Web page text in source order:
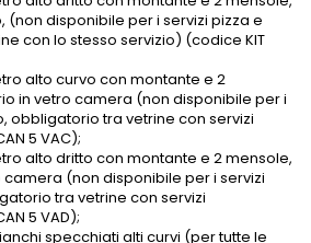
(non disponibile per i servizi pizza e
con lo stesso servizio) (codice KIT
alto curvo con montante e 2
in vetro camera (non disponibile per i
obbligatorio tra vetrine con servizi
5 VAC);
alto dritto con montante e 2 mensole,
(non disponibile per i servizi
tra vetrine con servizi
5 VAD);
specchiati alti curvi (per tutte le